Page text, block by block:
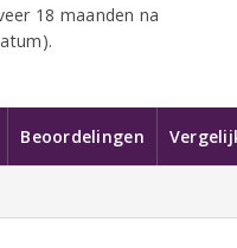
18 maanden na
Beoordelingen